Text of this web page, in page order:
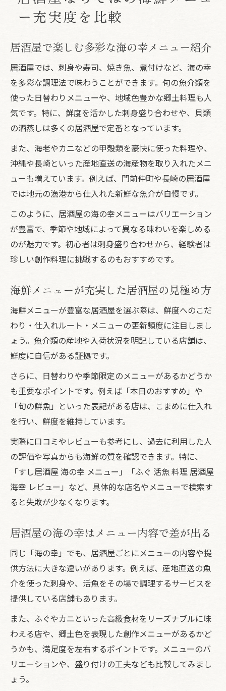
ー充実度を比較
居酒屋で楽しむ多彩な海の幸メニュー紹介
居酒屋では、刺身や寿司、焼き魚、煮付けなど、海の幸
を多彩な調理法で味わうことができます。旬の魚介類を
使った日替わりメニューや、地域色豊かな郷土料理も人
気です。特に、鮮度を活かした刺身盛り合わせや、貝類
の酒蒸しは多くの居酒屋で定番となっています。
また、海老やカニなどの甲殻類を豪快に使った料理や、
沖縄や長崎といった産地直送の海産物を取り入れたメニ
ューも増えています。例えば、門前仲町や長崎の居酒屋
では地元の漁港から仕入れた新鮮な魚介が自慢です。
このように、居酒屋の海の幸メニューはバリエーション
が豊富で、季節や地域によって異なる味わいを楽しめる
のが魅力です。初心者は刺身盛り合わせから、経験者は
珍しい創作料理に挑戦するのもおすすめです。
海鮮メニューが充実した居酒屋の見極め方
海鮮メニューが豊富な居酒屋を選ぶ際は、鮮度へのこだ
わり・仕入れルート・メニューの更新頻度に注目しまし
ょう。魚介類の産地や入荷状況を明記している店舗は、
鮮度に自信がある証拠です。
さらに、日替わりや季節限定のメニューがあるかどうか
も重要なポイントです。例えば「本日のおすすめ」や
「旬の鮮魚」といった表記がある店は、こまめに仕入れ
を行い、鮮度を維持しています。
実際に口コミやレビューも参考にし、過去に利用した人
の評価や写真からも海鮮の質を確認できます。特に、
「すし居酒屋 海の幸 メニュー」「ふぐ 活魚 料理 居酒屋
海幸 レビュー」など、具体的な店名やメニューで検索す
ると失敗が少なくなります。
居酒屋の海の幸はメニュー内容で差が出る
同じ「海の幸」でも、居酒屋ごとにメニューの内容や提
供方法に大きな違いがあります。例えば、産地直送の魚
介を使った刺身や、活魚をその場で調理するサービスを
提供している店舗もあります。
また、ふぐやカニといった高級食材をリーズナブルに味
わえる店や、郷土色を表現した創作メニューがあるかど
うかも、満足度を左右するポイントです。メニューのバ
リエーションや、盛り付けの工夫なども比較してみまし
ょう。